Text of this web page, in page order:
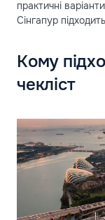
практичні
Сінгапур
Кому
чекліст